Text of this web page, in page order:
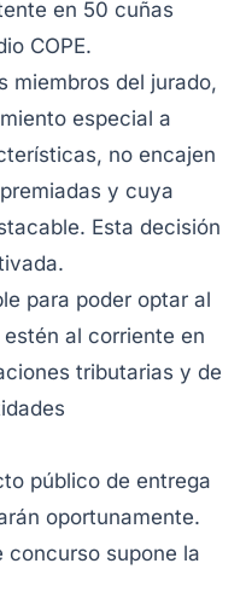
en 50 cuñas
COPE.
miembros del jurado,
especial a
no encajen
y cuya
Esta decisión
para poder optar al
al corriente en
tributarias y de
público de entrega
oportunamente.
concurso supone la